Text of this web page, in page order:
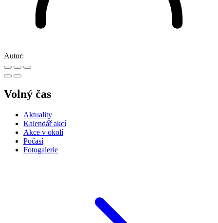
Autor:
Volný čas
Aktuality
Kalendář akcí
Akce v okolí
Počasí
Fotogalerie